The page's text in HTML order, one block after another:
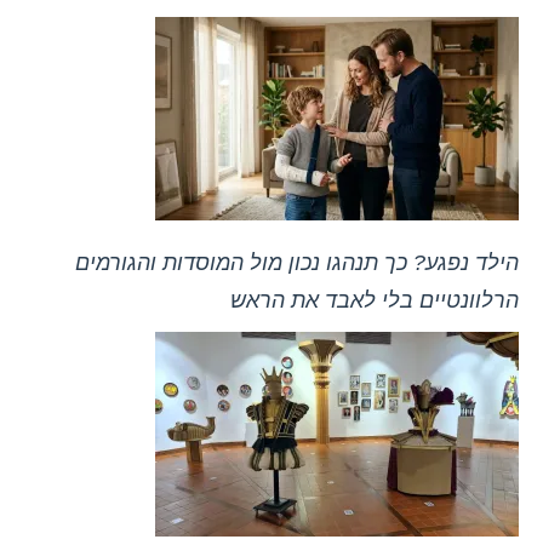
הילד נפגע? כך תנהגו נכון מול המוסדות והגורמים
הרלוונטיים בלי לאבד את הראש